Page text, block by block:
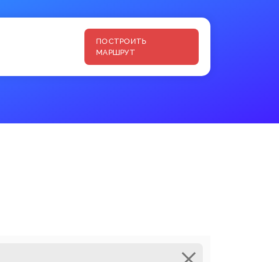
ПОСТРОИТЬ
МАРШРУТ